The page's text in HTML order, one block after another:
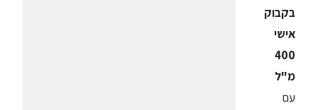
בקבוק
אישי
400
מ"ל
עם